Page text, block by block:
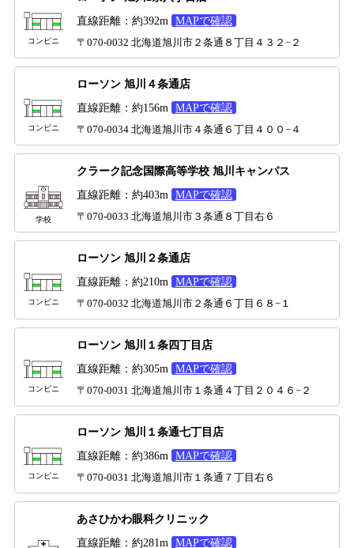
コンビニ
直線距離：約392m MAPで確認
〒070-0032 北海道旭川市２条通８丁目４３２−２
コンビニ
ローソン 旭川４条通店
直線距離：約156m MAPで確認
〒070-0034 北海道旭川市４条通６丁目４００−４
学校
クラーク記念国際高等学校 旭川キャンパス
直線距離：約403m MAPで確認
〒070-0033 北海道旭川市３条通８丁目右６
コンビニ
ローソン 旭川２条通店
直線距離：約210m MAPで確認
〒070-0032 北海道旭川市２条通６丁目６８−１
コンビニ
ローソン 旭川１条四丁目店
直線距離：約305m MAPで確認
〒070-0031 北海道旭川市１条通４丁目２０４６−２
コンビニ
ローソン 旭川１条通七丁目店
直線距離：約386m MAPで確認
〒070-0031 北海道旭川市１条通７丁目右６
あさひかわ眼科クリニック
直線距離：約281m MAPで確認